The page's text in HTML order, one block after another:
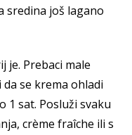
sredina još lagano
je. Prebaci male
se krema ohladi
1 sat. Posluži svaku
crème fraîche ili s